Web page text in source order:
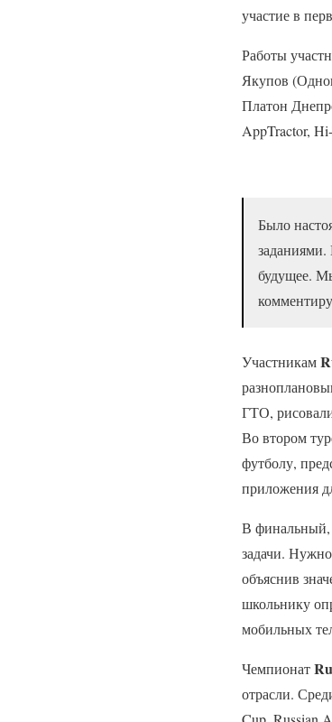
участие в
Работы
Якупов
Платон
AppTractor,
Было
будущее.
Участникам
ГТО,
Во втором
футболу,
приложения
В финальный,
задачи.
объяснив
школьнику
мобильных
Чемпионат
отрасли.